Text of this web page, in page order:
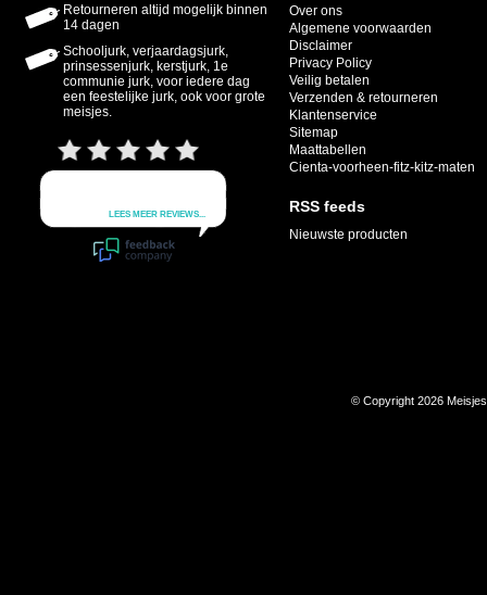
Retourneren altijd mogelijk binnen
14 dagen
Schooljurk, verjaardagsjurk,
prinsessenjurk, kerstjurk, 1e
communie jurk, voor iedere dag
een feestelijke jurk, ook voor grote
meisjes.
Over ons
Algemene voorwaarden
Disclaimer
Privacy Policy
Veilig betalen
Verzenden & retourneren
Klantenservice
Sitemap
Maattabellen
Cienta-voorheen-fitz-kitz-maten
RSS feeds
Nieuwste producten
© Copyright 2026